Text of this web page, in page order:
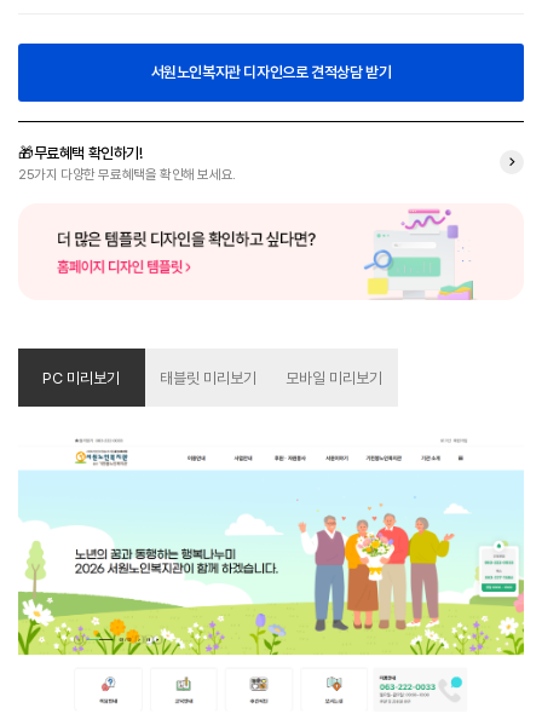
PC 미리보기 태블릿 미리보기 모바일 미리보기
서원노인복지관 디자인으로 견적상담 받기
🎁무료혜택 확인하기!
25가지 다양한 무료혜택을 확인해 보세요.